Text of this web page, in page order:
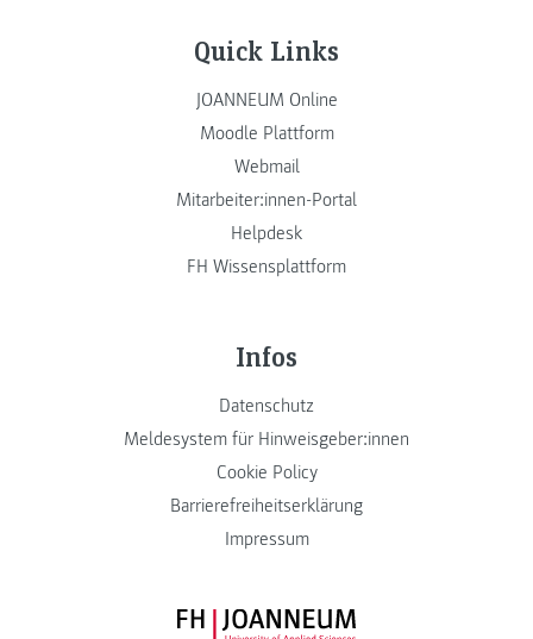
Quick Links
JOANNEUM Online
Moodle Plattform
Webmail
Mitarbeiter:innen-Portal
Helpdesk
FH Wissensplattform
Infos
Datenschutz
Meldesystem für Hinweisgeber:innen
Cookie Policy
Barrierefreiheitserklärung
Impressum
FH JOANNEUM Logo